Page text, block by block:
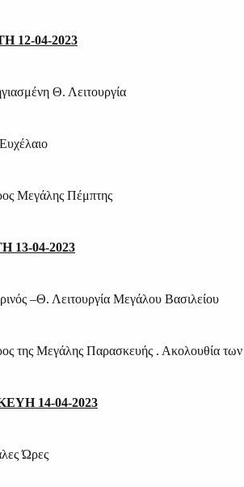
12-04-2023
Θ. Λειτουργία
Μεγάλης Πέμπτης
04-2023
–Θ. Λειτουργία Μεγάλου Βασιλείου
της Μεγάλης Παρασκευής . Ακολουθία
14-04-2023
Ώρες